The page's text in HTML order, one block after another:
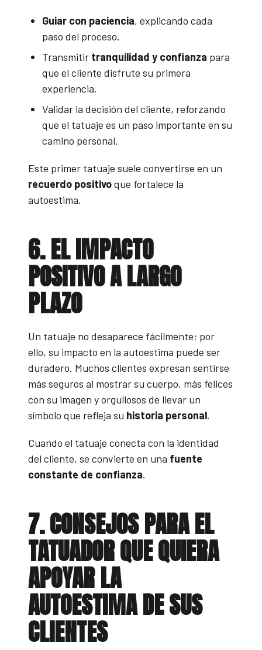
Guiar con paciencia, explicando cada
paso del proceso.
Transmitir tranquilidad y confianza para
que el cliente disfrute su primera
experiencia.
Validar la decisión del cliente, reforzando
que el tatuaje es un paso importante en su
camino personal.
Este primer tatuaje suele convertirse en un
recuerdo positivoque fortalece la
autoestima.
6. EL IMPACTO
POSITIVO A LARGO
PLAZO
Un tatuaje no desaparece fácilmente; por
ello, su impacto en la autoestima puede ser
duradero. Muchos clientes expresan sentirse
más seguros al mostrar su cuerpo, más felices
con su imagen y orgullosos de llevar un
símbolo que refleja su historia personal.
Cuando el tatuaje conecta con la identidad
del cliente, se convierte en una fuente
constante de confianza.
7. CONSEJOS PARA EL
TATUADOR QUE QUIERA
APOYAR LA
AUTOESTIMA DE SUS
CLIENTES